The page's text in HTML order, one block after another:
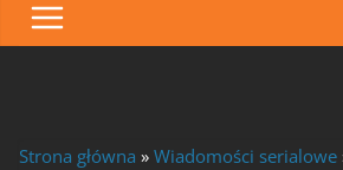
Strona główna » Wiadomości serialowe